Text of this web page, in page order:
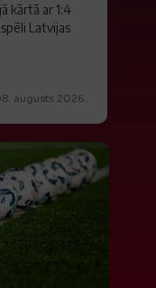
kārtā ar 1:4
Latvijas
augusts 2026.